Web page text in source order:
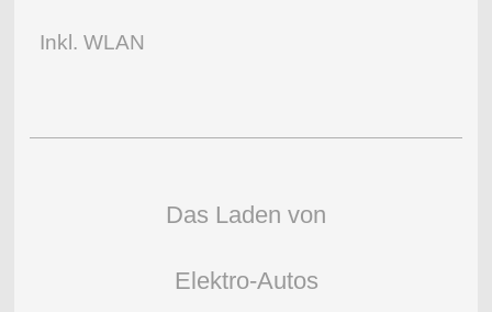
Inkl. WLAN
Das Laden von
Elektro-Autos